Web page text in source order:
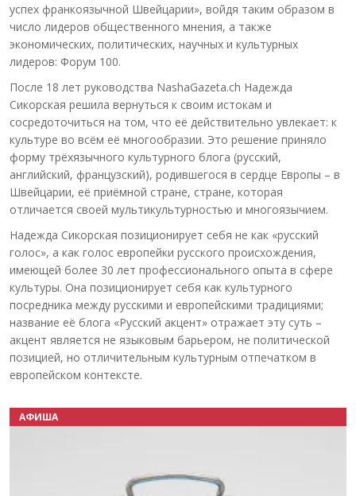
успех франкоязычной Швейцарии», войдя таким образом в
число лидеров общественного мнения, а также
экономических, политических, научных и культурных
лидеров: Форум 100.
После 18 лет руководства NashaGazeta.ch Надежда
Сикорская решила вернуться к своим истокам и
сосредоточиться на том, что её действительно увлекает: к
культуре во всём её многообразии. Это решение приняло
форму трёхязычного культурного блога (русский,
английский, французский), родившегося в сердце Европы – в
Швейцарии, её приёмной стране, стране, которая
отличается своей мультикультурностью и многоязычием.
Надежда Сикорская позиционирует себя не как «русский
голос», а как голос европейки русского происхождения,
имеющей более 30 лет профессионального опыта в сфере
культуры. Она позиционирует себя как культурного
посредника между русскими и европейскими традициями;
название её блога «Русский акцент» отражает эту суть –
акцент является не языковым барьером, не политической
позицией, но отличительным культурным отпечатком в
европейском контексте.
АФИША